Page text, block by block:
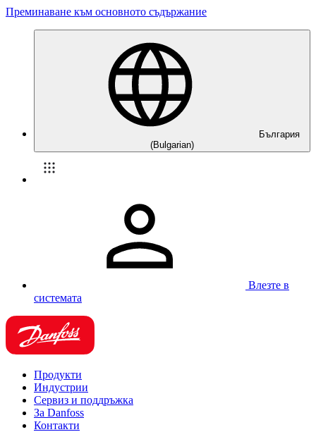
Преминаване към основното съдържание
България
(Bulgarian)
Влезте в
системата
Продукти
Индустрии
Сервиз и поддръжка
За Danfoss
Контакти